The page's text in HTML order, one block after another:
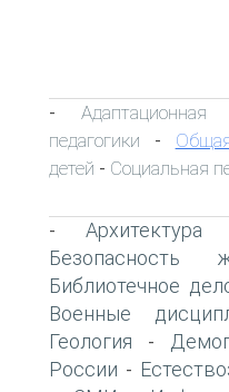
- Адаптационная
педагогики -
детей - Социальная
-
Безопасность
Библиотечное
Военные
Геология -
России -